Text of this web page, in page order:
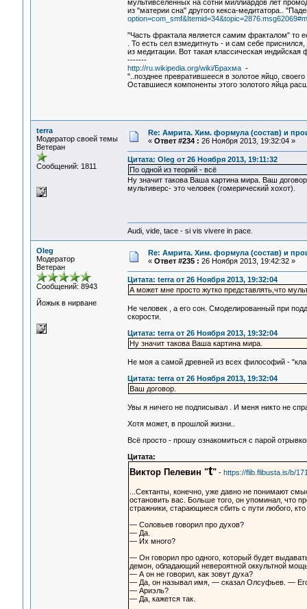
мультивселенных на сотни миллиардов лет
из "материи сна" другого кекса-медитатора..
"Часть фрактала является самим фракталом" то
. То есть сел взмедитнуть - и сам себе
из медитации. Вот такая классическая
-------
http://ru.wikipedia.org/wiki/Брахма-
"..позднее превратившееся в золотое яйцо,
Оставшиеся компоненты этого золотого яйца
terra
Модератор своей темы
Ветеран
Сообщений: 1811
Re: Амрита. Хим. формула (состав) и
« Ответ #234 : 26 Ноября 2013, 19:32:04 »
Цитата: Oleg от 26 Ноября 2013, 19:11:32
По одной из теорий - всё
Ну значит такова Ваша картина мира. Ваш
мультиверс- это человек (гомерический хохот).
Audi, vide, tace - si vis vivere in pace.
Oleg
Модератор
Ветеран
Сообщений: 8943
Йожык в нирване
Re: Амрита. Хим. формула (состав) и
« Ответ #235 : 26 Ноября 2013, 19:42:32 »
Цитата: terra от 26 Ноября 2013, 19:32:04
А может мне просто жутко представлять,что
Не человек , а его сон. Смоделированный при
скорости.
Цитата: terra от 26 Ноября 2013, 19:32:04
Ну значит такова Ваша картина мира.
Не моя а самой древней из всех философий -
Цитата: terra от 26 Ноября 2013, 19:32:04
Ваш договор.
Увы я ничего не подписывал . И меня никто не
Хотя может, в прошлой жизни..
Всё просто - прошу ознакомиться с парой
Цитата:
Виктор Пелевин "t"- https://flib.flibusta.is/b/
...Сектанты, конечно, уже давно не понимают
остановить вас. Больше того, он упоминал, что
стражники, старающиеся сбить с пути любого,
— Соловьев говорил про духов?
— Да.
— Их много?
— Он говорил про одного, который будет
демон, обладающий невероятной оккультной
— А он не говорил, как зовут духа?
— Да, он называл имя, — сказал Олсуфьев. —
— Ариэль?
— Да, кажется так.